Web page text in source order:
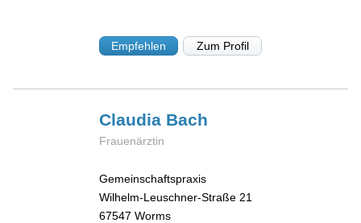
Empfehlen Zum Profil
Claudia Bach
Frauenärztin
Gemeinschaftspraxis
Wilhelm-Leuschner-Straße 21
67547 Worms